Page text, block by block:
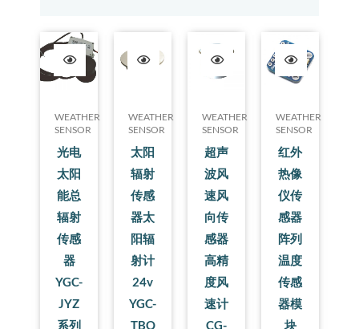
WEATHER
SENSOR
光电
太阳
能总
辐射
传感
器
YGC-
JYZ
系列
WEATHER
SENSOR
太阳
辐射
传感
器太
阳辐
射计
24v
YGC-
TBQ
WEATHER
SENSOR
超声
波风
速风
向传
感器
高精
度风
速计
CG-
WEATHER
SENSOR
红外
热像
仪传
感器
阵列
温度
传感
器模
块